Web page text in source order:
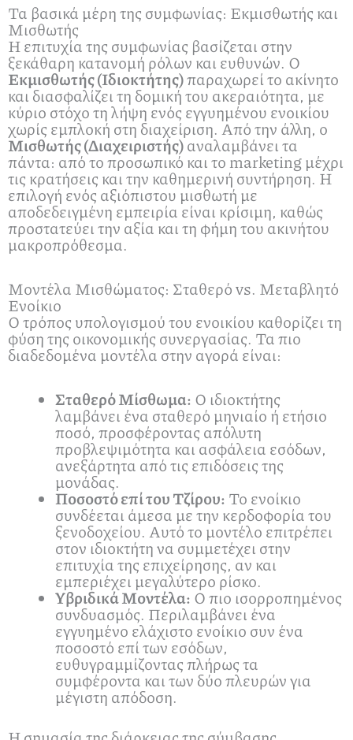
Τα βασικά μέρη της συμφωνίας: Εκμισθωτής και
Μισθωτής
Η επιτυχία της συμφωνίας βασίζεται στην
ξεκάθαρη κατανομή ρόλων και ευθυνών. Ο
Εκμισθωτής (Ιδιοκτήτης)παραχωρεί το ακίνητο
και διασφαλίζει τη δομική του ακεραιότητα, με
κύριο στόχο τη λήψη ενός εγγυημένου ενοικίου
χωρίς εμπλοκή στη διαχείριση. Από την άλλη, ο
Μισθωτής (Διαχειριστής)αναλαμβάνει τα
πάντα: από το προσωπικό και το marketing μέχρι
τις κρατήσεις και την καθημερινή συντήρηση. Η
επιλογή ενός αξιόπιστου μισθωτή με
αποδεδειγμένη εμπειρία είναι κρίσιμη, καθώς
προστατεύει την αξία και τη φήμη του ακινήτου
μακροπρόθεσμα.
Μοντέλα Μισθώματος: Σταθερό vs. Μεταβλητό
Ενοίκιο
Ο τρόπος υπολογισμού του ενοικίου καθορίζει τη
φύση της οικονομικής συνεργασίας. Τα πιο
διαδεδομένα μοντέλα στην αγορά είναι:
Σταθερό Μίσθωμα: Ο ιδιοκτήτης
λαμβάνει ένα σταθερό μηνιαίο ή ετήσιο
ποσό, προσφέροντας απόλυτη
προβλεψιμότητα και ασφάλεια εσόδων,
ανεξάρτητα από τις επιδόσεις της
μονάδας.
Ποσοστό επί του Τζίρου: Το ενοίκιο
συνδέεται άμεσα με την κερδοφορία του
ξενοδοχείου. Αυτό το μοντέλο επιτρέπει
στον ιδιοκτήτη να συμμετέχει στην
επιτυχία της επιχείρησης, αν και
εμπεριέχει μεγαλύτερο ρίσκο.
Υβριδικά Μοντέλα: Ο πιο ισορροπημένος
συνδυασμός. Περιλαμβάνει ένα
εγγυημένο ελάχιστο ενοίκιο συν ένα
ποσοστό επί των εσόδων,
ευθυγραμμίζοντας πλήρως τα
συμφέροντα και των δύο πλευρών για
μέγιστη απόδοση.